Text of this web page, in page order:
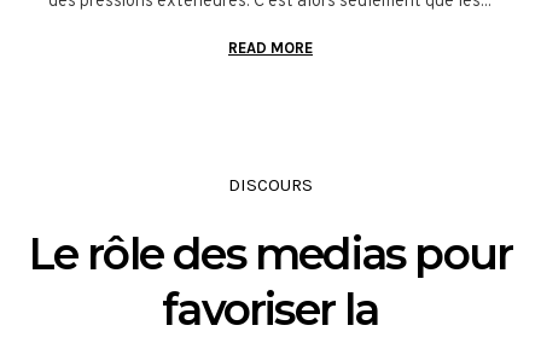
READ MORE
DISCOURS
Le rôle des medias pour
favoriser la